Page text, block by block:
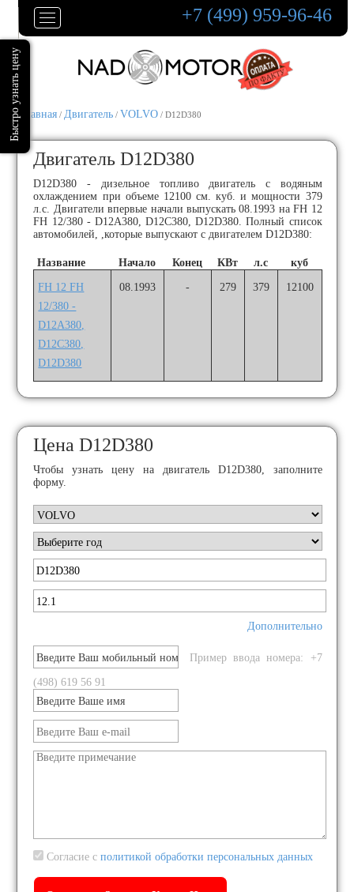
+7 (499) 959-96-46
Главная / Двигатель / VOLVO / D12D380
Двигатель D12D380
D12D380 - дизельное топливо двигатель с водяным
охлаждением при объеме 12100 см. куб. и мощности 379
л.с. Двигатели впервые начали выпускать 08.1993 на FH 12
FH 12/380 - D12A380, D12C380, D12D380. Полный список
автомобилей, ,которые выпускают с двигателем D12D380:
Название Начало Конец КВт л.с куб
FH 12 FH
12/380 -
D12A380,
D12C380,
D12D380
08.1993 - 279 379 12100
Цена D12D380
Чтобы узнать цену на двигатель D12D380, заполните
форму.
Дополнительно
Пример ввода номера: +7
(498) 619 56 91
Согласие сполитикой обработки персональных данных